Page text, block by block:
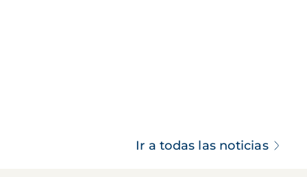
Ir a todas las noticias